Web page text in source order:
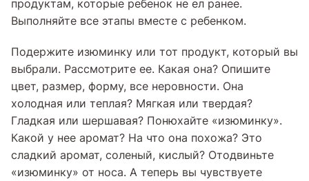
продуктам, которые ребенок не ел ранее.
Выполняйте все этапы вместе с ребенком.
Подержите изюминку или тот продукт, который вы
выбрали. Рассмотрите ее. Какая она? Опишите
цвет, размер, форму, все неровности. Она
холодная или теплая? Мягкая или твердая?
Гладкая или шершавая? Понюхайте «изюминку».
Какой у нее аромат? На что она похожа? Это
сладкий аромат, соленый, кислый? Отодвиньте
«изюминку» от носа. А теперь вы чувствуете